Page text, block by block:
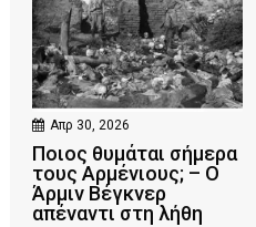
Απρ 30, 2026
Ποιος θυμάται σήμερα
τους Αρμένιους; – Ο
Άρμιν Βέγκνερ
απέναντι στη λήθη